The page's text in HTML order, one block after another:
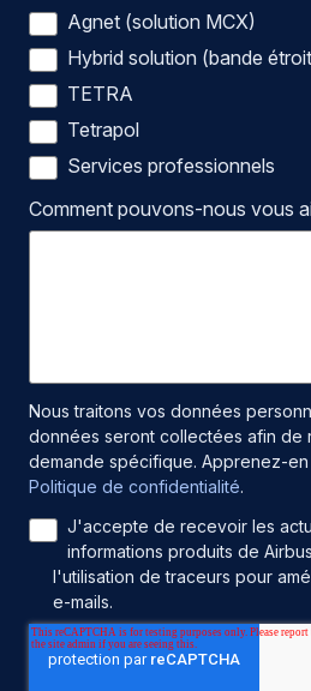
Agnet (solution MCX)
Hybrid solution (bande
TETRA
Tetrapol
Services professionnels
Comment pouvons-nous vous
Nous traitons vos données
données seront collectées afin de
demande spécifique. Apprenez-
Politique de confidentialité.
J'accepte de recevoir les
informations produits de
l'utilisation de traceurs pour
e-mails.